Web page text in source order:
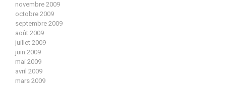
novembre 2009
octobre 2009
septembre 2009
août 2009
juillet 2009
juin 2009
mai 2009
avril 2009
mars 2009